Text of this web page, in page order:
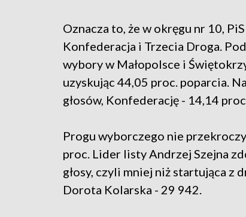
Oznacza to, że w okręgu nr 10,
Konfederacja i Trzecia Droga.
wybory w Małopolsce i
uzyskując 44,05 proc. poparcia.
głosów, Konfederację - 14,14
Progu wyborczego nie
proc. Lider listy Andrzej Szejna
głosy, czyli mniej niż startująca z
Dorota Kolarska - 29 942.